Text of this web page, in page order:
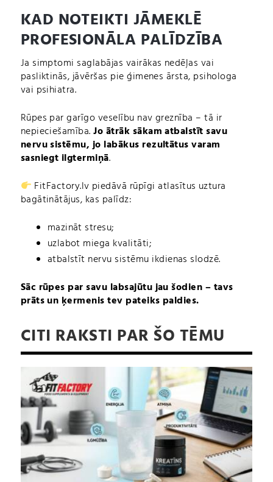
KAD NOTEIKTI JĀMEKLĒ
PROFESIONĀLA PALĪDZĪBA
Ja simptomi saglabājas vairākas nedēļas vai
pasliktinās, jāvēršas pie ģimenes ārsta, psihologa
vai psihiatra.
Rūpes par garīgo veselību nav greznība – tā ir
nepieciešamība.Jo ātrāk sākam atbalstīt savu
nervu sistēmu, jo labākus rezultātus varam
sasniegt ilgtermiņā.
FitFactory.lv piedāvā rūpīgi atlasītus uztura
bagātinātājus, kas palīdz:
mazināt stresu;
uzlabot miega kvalitāti;
atbalstīt nervu sistēmu ikdienas slodzē.
Sāc rūpes par savu labsajūtu jau šodien – tavs
prāts un ķermenis tev pateiks paldies.
CITI RAKSTI PAR ŠO TĒMU